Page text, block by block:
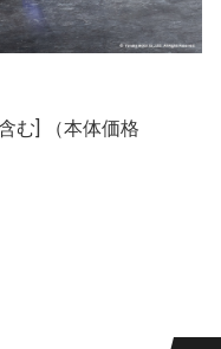
む] （本体価格